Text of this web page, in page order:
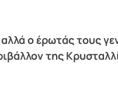
ο έρωτάς τους
της